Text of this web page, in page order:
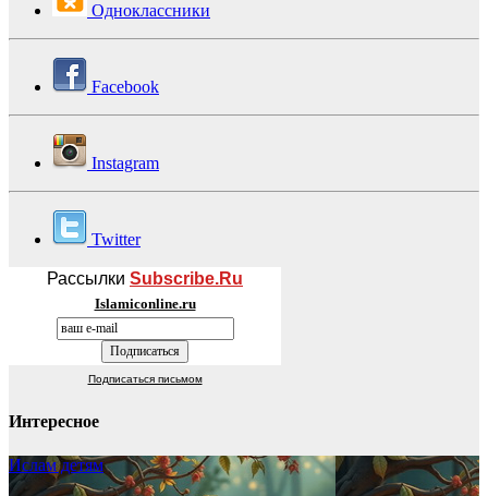
Одноклассники
Facebook
Instagram
Twitter
Рассылки Subscribe.Ru
Islamiconline.ru
Подписаться письмом
Интересное
Ислам детям